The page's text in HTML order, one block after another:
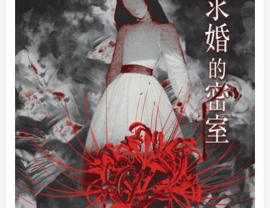
用户名/手机号/邮箱
登录密码
记住登录 找回密码|免密登录
登录
社交账号登录